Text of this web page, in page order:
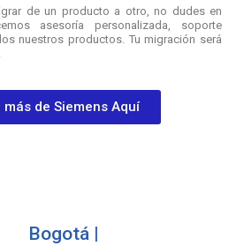
de un producto a otro, no dudes en
asesoría personalizada, soporte
nuestros productos. Tu migración será
más de Siemens Aquí
Bogotá |